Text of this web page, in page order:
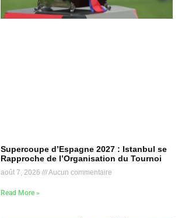
Supercoupe d’Espagne 2027 : Istanbul se
Rapproche de l’Organisation du Tournoi
août 7, 2026 Aucun commentaire
Read More »